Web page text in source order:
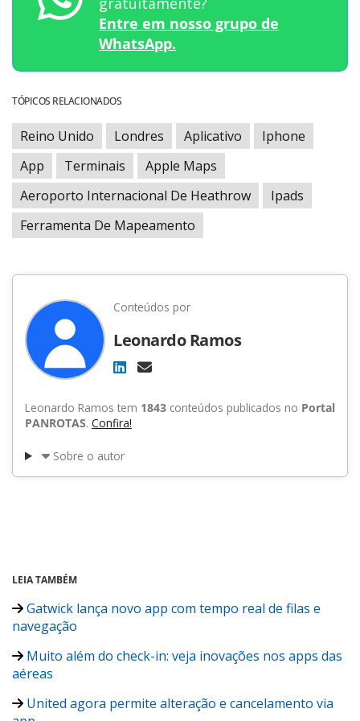
Entre em nosso grupo de
WhatsApp.
TÓPICOS RELACIONADOS
Reino Unido Londres Aplicativo
Iphone
App
Terminais
Apple Maps
Aeroporto Internacional De Heathrow
Ipads
Ferramenta De Mapeamento
Conteúdos por
Leonardo Ramos
Leonardo Ramos tem 1843 conteúdos publicados no Portal
PANROTAS. Confira!
Sobre o autor
LEIA TAMBÉM
Gatwick lança novo app com tempo real de filas e
navegação
Muito além do check-in: veja inovações nos apps das
aéreas
United agora permite alteração e cancelamento via